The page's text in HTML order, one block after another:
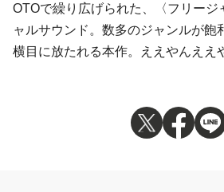
OTOで繰り広げられた、〈フリージ
ャルサウンド。数多のジャンルが飽
横目に放たれる本作。ええやんええ